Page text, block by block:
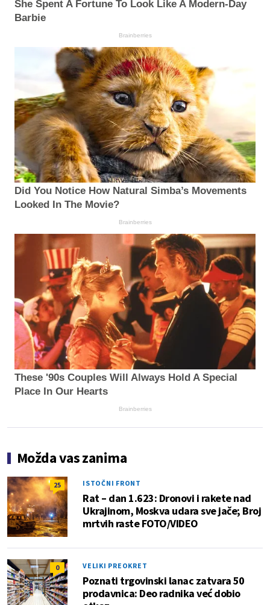
She Spent A Fortune To Look Like A Modern-Day
Barbie
Brainberries
Did You Notice How Natural Simba’s Movements
Looked In The Movie?
Brainberries
These '90s Couples Will Always Hold A Special
Place In Our Hearts
Brainberries
Možda vas zanima
25 ISTOČNI FRONT
Rat – dan 1.623: Dronovi i rakete nad
Ukrajinom, Moskva udara sve jače; Broj
mrtvih raste FOTO/VIDEO
0 VELIKI PREOKRET
Poznati trgovinski lanac zatvara 50
prodavnica: Deo radnika već dobio